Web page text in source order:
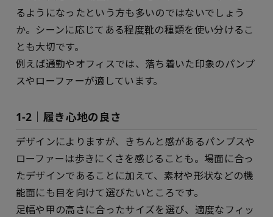
るようになったという方も多いのではないでしょう
か。シーンに応じてある程度靴の種類を使い分けるこ
とも大切です。
例えば通勤やオフィスでは、落ち着いた印象のパンプ
スやローファーが適しています。
1-2｜履き心地の良さ
デザインによりますが、きちんと感があるパンプスや
ローファーは歩きにくさを感じることも。場面に合っ
たデザインであることに加えて、素材や形状などの機
能面にも目を向けて選びたいところです。
足幅や甲の高さに合ったサイズを選び、適度なフィッ